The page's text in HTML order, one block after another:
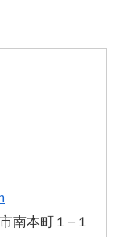
南本町１−１